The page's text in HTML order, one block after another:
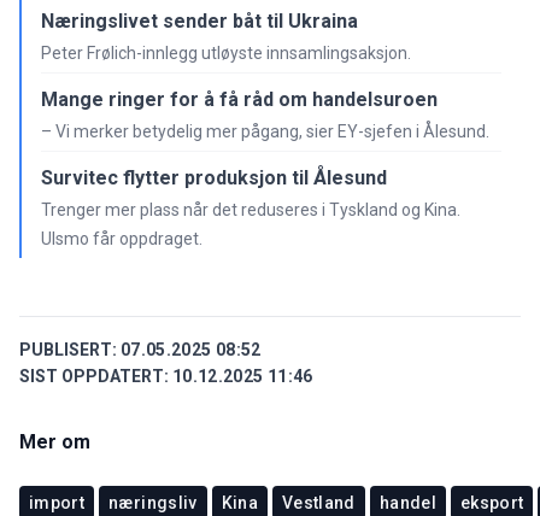
Næringslivet sender båt til Ukraina
Peter Frølich-innlegg utløyste innsamlingsaksjon.
Mange ringer for å få råd om handelsuroen
– Vi merker betydelig mer pågang, sier EY-sjefen i Ålesund.
Survitec flytter produksjon til Ålesund
Trenger mer plass når det reduseres i Tyskland og Kina.
Ulsmo får oppdraget.
PUBLISERT: 07.05.2025 08:52
SIST OPPDATERT: 10.12.2025 11:46
Mer om
import næringsliv Kina Vestland handel eksport